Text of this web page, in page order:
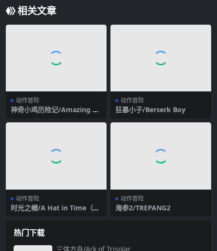
相关文章
动作冒险
神奇小鸡历险记/Amazing Ch
动作冒险
狂暴小子/Berserk Boy
动作冒险
时光之帽/A Hat in Time（终
动作冒险
海参2/TREPANG2
热门下载
三体方舟/Ark of Trisolar